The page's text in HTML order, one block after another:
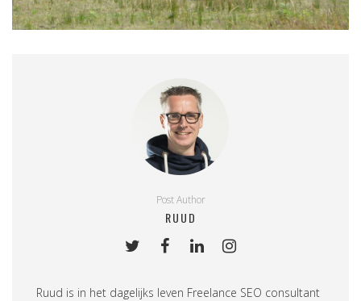
Post Author
RUUD
Ruud is in het dagelijks leven Freelance SEO consultant